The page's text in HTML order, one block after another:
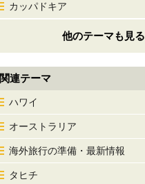
カッパドキア
他のテーマも見る
関連テーマ
ハワイ
オーストラリア
海外旅行の準備・最新情報
タヒチ